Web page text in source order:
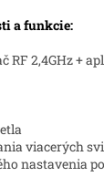
a funkcie:
RF 2,4GHz +
viacerých
nastavenia